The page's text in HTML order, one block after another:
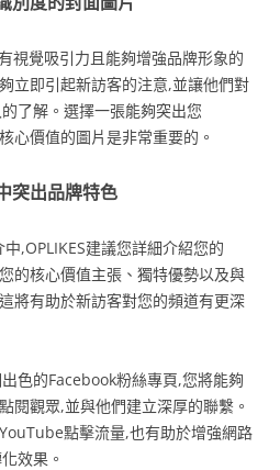
視覺吸引力且能夠增強品牌形象的
立即引起新訪客的注意,並讓他們對
了解。選擇一張能夠突出您
心價值的圖片是非常重要的。
突出品牌特色
,OPLIKES建議您詳細介紹您的
的核心價值主張、獨特優勢以及與
將有助於新訪客對您的頻道有更深
色的Facebook粉絲專頁,您將能夠
閱觀眾,並與他們建立深厚的聯繫。
點擊流量,也有助於增強網路
效果。